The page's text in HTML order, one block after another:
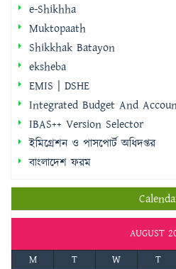
e-Shikhha
Muktopaath
Shikkhak Batayon
eksheba
EMIS | DSHE
Integrated Budget And
IBAS++ Version Selector
ইমিগ্রেশন ও পাসপোর্ট অধিদপ্তর
বাংলাদেশ ফরম
AUGUST
M
T W T